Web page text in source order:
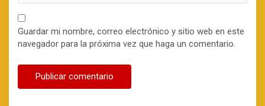
Guardar mi nombre, correo electrónico y sitio web en este
navegador para la próxima vez que haga un comentario.